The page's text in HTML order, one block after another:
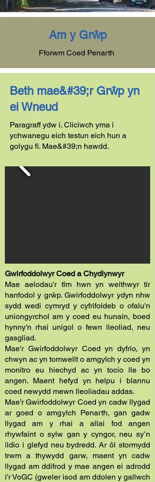
Am y Grŵp
Fforwm Coed Penarth
Beth mae&#39;r Grŵp yn
ei Wneud
Paragraff ydw i. Cliciwch yma i
ychwanegu eich testun eich hun a
golygu fi. Mae&#39;n hawdd.
Gwirfoddolwyr Coed a Chydlynwyr
Mae aelodau'r tîm hwn yn weithwyr tir
hanfodol y grŵp. Gwirfoddolwyr ydyn nhw
sydd wedi cymryd y cyfrifoldeb o ofalu'n
uniongyrchol am y coed eu hunain, boed
hynny'n rhai unigol o fewn lleoliad, neu
gasgliad.
Mae'r Gwirfoddolwyr Coed yn dyfrio, yn
chwyn ac yn tomwellt o amgylch y coed yn
monitro eu hiechyd ac yn tocio lle bo
angen. Maent hefyd yn helpu i blannu
coed newydd mewn lleoliadau addas.
Mae’r Gwirfoddolwyr Coed yn cadw llygad
ar goed o amgylch Penarth, gan gadw
llygad am y rhai a allai fod angen
rhywfaint o sylw gan y cyngor, neu sy’n
ildio i glefyd neu bydredd. Ar ôl stormydd
trwm a thywydd garw, maent yn cadw
llygad am ddifrod y mae angen ei adrodd
i'r VoGC (gweler isod am ddolen y gallwch